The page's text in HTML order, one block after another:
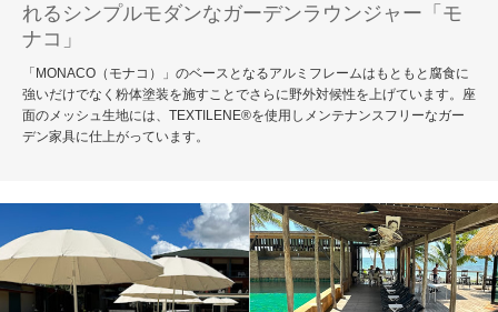
れるシンプルモダンなガーデンラウンジャー「モ
ナコ」
「MONACO（モナコ）」のベースとなるアルミフレームはもともと腐食に
強いだけでなく粉体塗装を施すことでさらに野外対候性を上げています。座
面のメッシュ生地には、TEXTILENE®を使用しメンテナンスフリーなガー
デン家具に仕上がっています。